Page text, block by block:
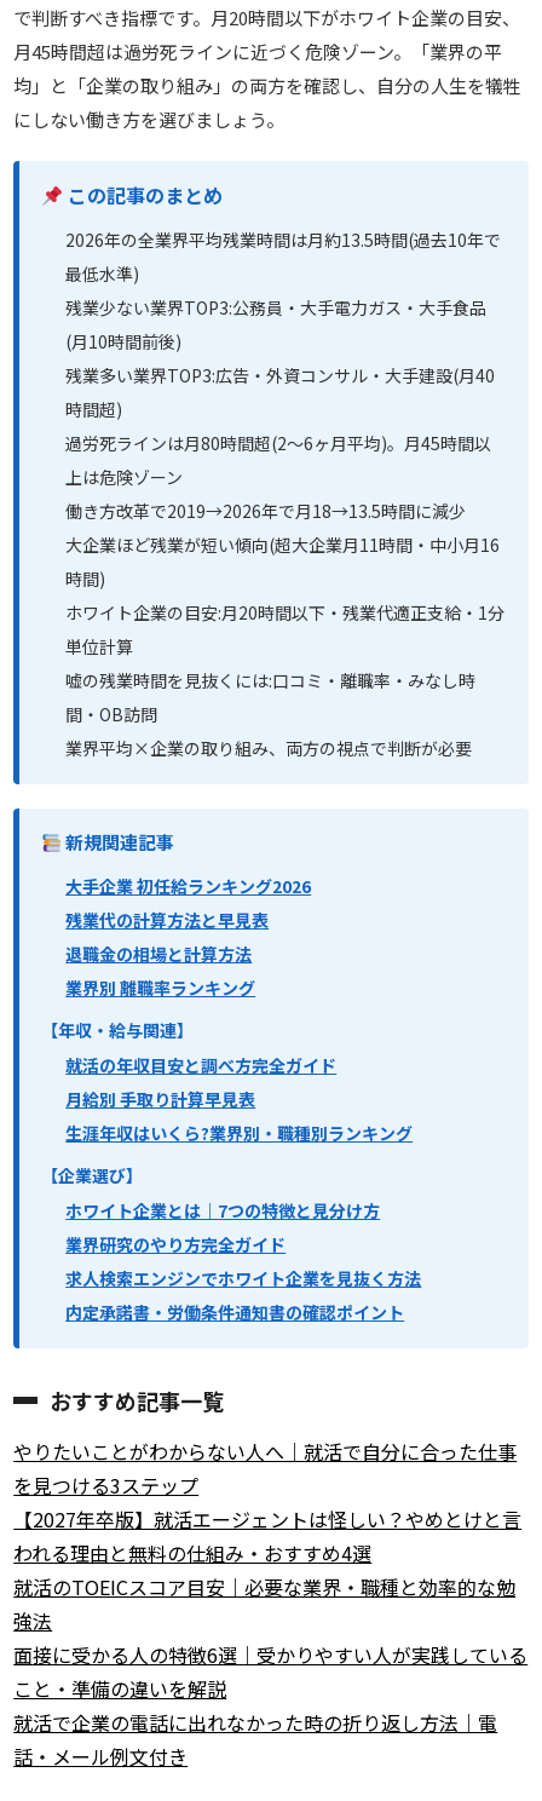
で判断すべき指標です。月20時間以下がホワイト企業の目安、
月45時間超は過労死ラインに近づく危険ゾーン。「業界の平
均」と「企業の取り組み」の両方を確認し、自分の人生を犠牲
にしない働き方を選びましょう。
この記事のまとめ
2026年の全業界平均残業時間は月約13.5時間(過去10年で
最低水準)
残業少ない業界TOP3:公務員・大手電力ガス・大手食品
(月10時間前後)
残業多い業界TOP3:広告・外資コンサル・大手建設(月40
時間超)
過労死ラインは月80時間超(2〜6ヶ月平均)。月45時間以
上は危険ゾーン
働き方改革で2019→2026年で月18→13.5時間に減少
大企業ほど残業が短い傾向(超大企業月11時間・中小月16
時間)
ホワイト企業の目安:月20時間以下・残業代適正支給・1分
単位計算
嘘の残業時間を見抜くには:口コミ・離職率・みなし時
間・OB訪問
業界平均×企業の取り組み、両方の視点で判断が必要
新規関連記事
大手企業 初任給ランキング2026
残業代の計算方法と早見表
退職金の相場と計算方法
業界別 離職率ランキング
【年収・給与関連】
就活の年収目安と調べ方完全ガイド
月給別 手取り計算早見表
生涯年収はいくら?業界別・職種別ランキング
【企業選び】
ホワイト企業とは｜7つの特徴と見分け方
業界研究のやり方完全ガイド
求人検索エンジンでホワイト企業を見抜く方法
内定承諾書・労働条件通知書の確認ポイント
おすすめ記事一覧
やりたいことがわからない人へ｜就活で自分に合った仕事
を見つける3ステップ
【2027年卒版】就活エージェントは怪しい？やめとけと言
われる理由と無料の仕組み・おすすめ4選
就活のTOEICスコア目安｜必要な業界・職種と効率的な勉
強法
面接に受かる人の特徴6選｜受かりやすい人が実践している
こと・準備の違いを解説
就活で企業の電話に出れなかった時の折り返し方法｜電
話・メール例文付き